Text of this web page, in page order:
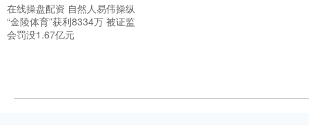
在线操盘配资 自然人易伟操纵
“金陵体育”获利8334万 被证监
会罚没1.67亿元